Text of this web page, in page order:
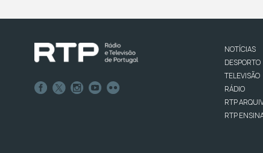
NOTÍCIAS
DESPORTO
TELEVISÃO
RÁDIO
RTP
RTP